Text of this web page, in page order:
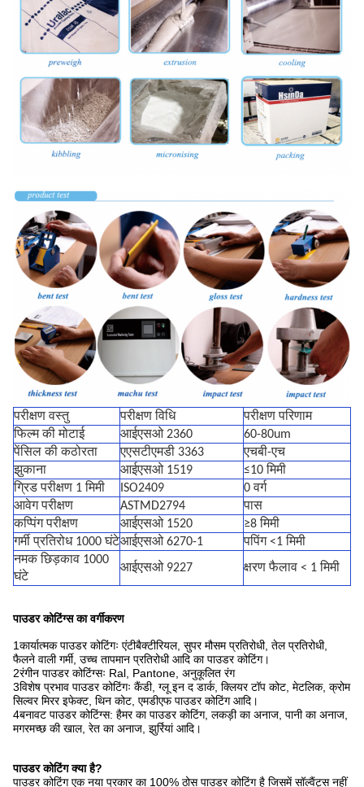
परीक्षण वस्तु परीक्षण विधि
परीक्षण परिणाम
फिल्म की मोटाई
आईएसओ 2360
60-80um
पेंसिल की कठोरता
एएसटीएमडी 3363
एचबी-एच
झुकाना
आईएसओ 1519
≤10 मिमी
ग्रिड परीक्षण 1 मिमी
ISO2409
0 वर्ग
आवेग परीक्षण
ASTMD2794
पास
कप्पिंग परीक्षण
आईएसओ 1520
≥8 मिमी
गर्मी प्रतिरोध 1000 घंटेआईएसओ 6270-1
पपिंग <1 मिमी
नमक छिड़काव 1000
घंटे
आईएसओ 9227 क्षरण फैलाव < 1 मिमी
पाउडर कोटिंग्स का वर्गीकरण
1कार्यात्मक पाउडर कोटिंगः एंटीबैक्टीरियल, सुपर मौसम प्रतिरोधी, तेल प्रतिरोधी,
फैलने वाली गर्मी, उच्च तापमान प्रतिरोधी आदि का पाउडर कोटिंग।
2रंगीन पाउडर कोटिंग्सः Ral, Pantone, अनुकूलित रंग
3विशेष प्रभाव पाउडर कोटिंगः कैंडी, ग्लू इन द डार्क, क्लियर टॉप कोट, मेटलिक, क्रोम
सिल्वर मिरर इफेक्ट, थिन कोट, एमडीएफ पाउडर कोटिंग आदि।
4बनावट पाउडर कोटिंग्स: हैमर का पाउडर कोटिंग, लकड़ी का अनाज, पानी का अनाज,
मगरमच्छ की खाल, रेत का अनाज, झुर्रियां आदि।
पाउडर कोटिंग क्या है?
पाउडर कोटिंग एक नया प्रकार का 100% ठोस पाउडर कोटिंग है जिसमें सॉल्वैंट्स नहीं